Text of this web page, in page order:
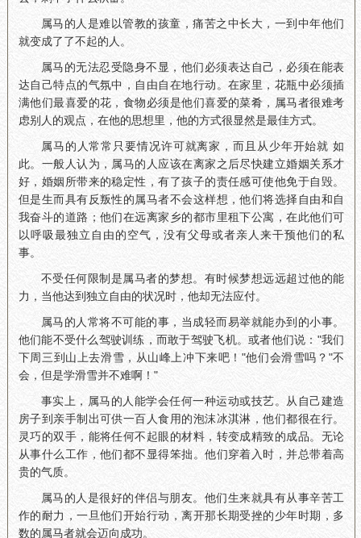
属马的人是难以管教的孩童，痛苦之中长大，一到中年他们
就变成了了不起的人。
属马的无法忍受隐身不显，他们必须表达自己，必须在能表
达自己特点的气氛中，自由自在地行动。在家里，花瓶中必须插
满他们最喜爱的花，食物必须是他们喜爱的菜肴，属马者很难考
虑别人的观点，在他的思想里，他的方式很显然是最佳方式。
属马的人常常只要情况许可就离家，而且从少年开始就 如
此。一般人认为，属马的人应该在离家之后尽快建立婚姻关系才
好，婚姻所带来的稳定性，有了孩子的责任感可使他免于自毁。
但是生而具有反叛性的属马者不会这样想，他们将选择自由和自
我奋斗的道路；他们在远离家乡的都市里租下公寓，在此他们可
以呼吸最独立自由的空气，没有父母或者亲人来干预他们的私
事。
不受任何限制是属马者的梦想。有时候梦想远远超过他的能
力，当他达到独立自由的状况时，他却无法应付。
属马的人常将不可能的事，当成轻而易举就能办到的小事。
他们能不受什么驾驶训练，而敢于驾驶飞机。或者他们说："我们
下周三到山上去滑雪，从山峰上冲下来吧！"他们会滑雪吗？"不
会，但是学滑雪并不难啊！"
事实上，属马的人能学会任何一种运动或技艺。从自己建造
房子到亲手制出可供一百人食用的泡沫冰淇淋，他们都很在行。
灵巧的双手，能将任何不起眼的材料，转变成精致的成品。无论
从事什么工作，他们都不显得笨拙。他们穿着入时，并总带着高
贵的气质。
属马的人是很好的伴侣与朋友。他们生来就具有从事辛苦工
作的耐力，一旦他们开始行动，离开那长期受挫的少年时期，多
数的属马者就会迈向成功。